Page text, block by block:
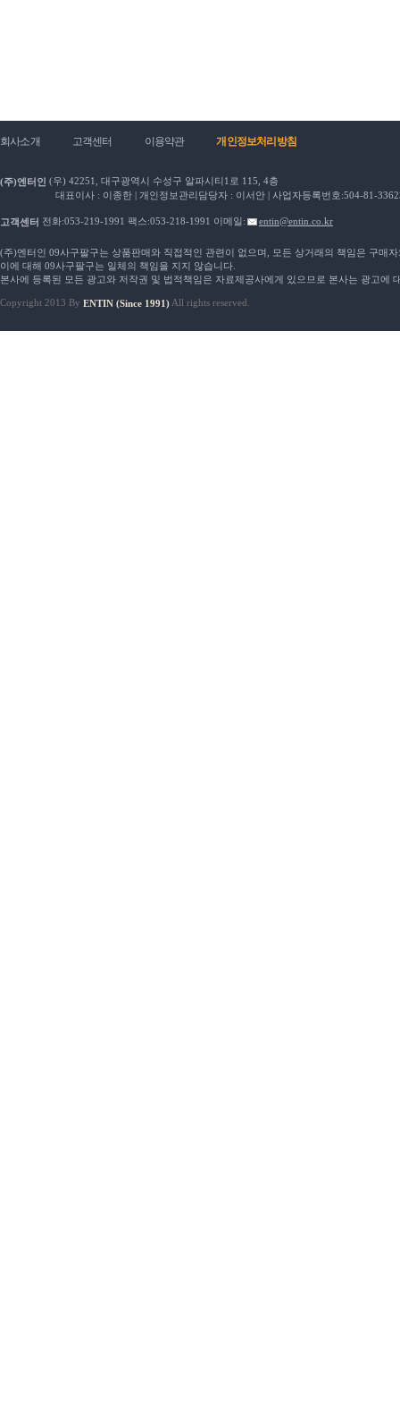
회사소개 고객센터 이용약관 개인정보처리방침
(주)엔터인 (우) 42251, 대구광역시 수성구 알파시티1로 115, 4층
대표이사 : 이종한 | 개인정보관리담당자 : 이서안 | 사업자등록번호:504-81-
고객센터 전화:053-219-1991 팩스:053-218-1991 이메일: entin@entin.co.kr
(주)엔터인 09사구팔구는 상품판매와 직접적인 관련이 없으며, 모든 상거래의 책임은 구매
이에 대해 09사구팔구는 일체의 책임을 지지 않습니다.
본사에 등록된 모든 광고와 저작권 및 법적책임은 자료제공사에게 있으므로 본사는 광고에
Copyright 2013 By ENTIN (Since 1991) All rights reserved.